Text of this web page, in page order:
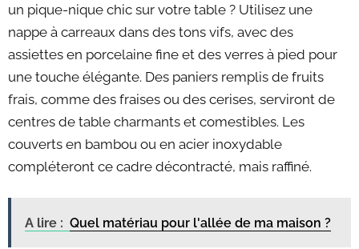
un pique-nique chic sur votre table ? Utilisez une
nappe à carreaux dans des tons vifs, avec des
assiettes en porcelaine fine et des verres à pied pour
une touche élégante. Des paniers remplis de fruits
frais, comme des fraises ou des cerises, serviront de
centres de table charmants et comestibles. Les
couverts en bambou ou en acier inoxydable
compléteront ce cadre décontracté, mais raffiné.
A lire : Quel matériau pour l'allée de ma maison ?